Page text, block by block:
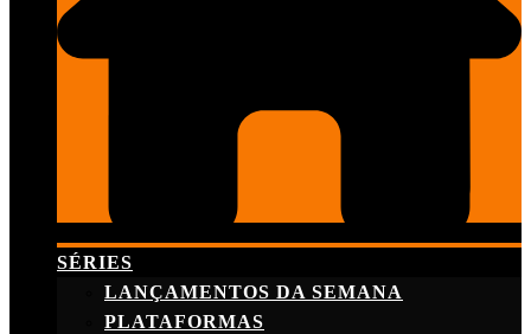
SÉRIES
LANÇAMENTOS DA SEMANA
PLATAFORMAS